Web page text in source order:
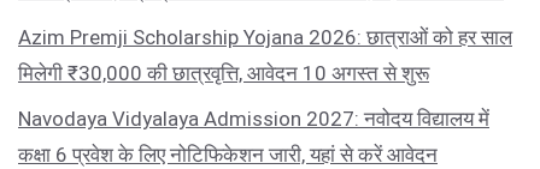
Azim Premji Scholarship Yojana 2026: छात्राओं को हर साल
मिलेगी ₹30,000 की छात्रवृत्ति, आवेदन 10 अगस्त से शुरू
Navodaya Vidyalaya Admission 2027: नवोदय विद्यालय में
कक्षा 6 प्रवेश के लिए नोटिफिकेशन जारी, यहां से करें आवेदन